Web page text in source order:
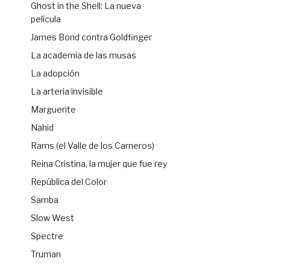
Ghost in the Shell: La nueva
película
James Bond contra Goldfinger
La academia de las musas
La adopción
La arteria invisible
Marguerite
Nahid
Rams (el Valle de los Carneros)
Reina Cristina, la mujer que fue rey
República del Color
Samba
Slow West
Spectre
Truman